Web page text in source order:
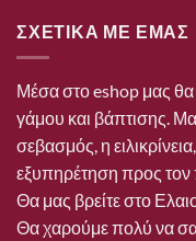
ΣΧΕΤΙΚΑ ΜΕ ΕΜΑΣ
Μέσα στο eshop μας θα
γάμου και βάπτισης.
σεβασμός, η
εξυπηρέτηση προς τον
Θα μας βρείτε στο
Θα χαρούμε πολύ να